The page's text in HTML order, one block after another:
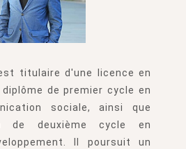
titulaire d'une licence en
de premier cycle en
sociale, ainsi que
de deuxième cycle en
Il poursuit un